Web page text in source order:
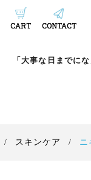
CART CONTACT
「大事な日までに
スキンケア ニ